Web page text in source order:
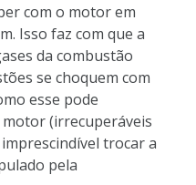
com o motor em
Isso faz com que a
da combustão
se choquem com
esse pode
(irrecuperáveis
trocar a
pela